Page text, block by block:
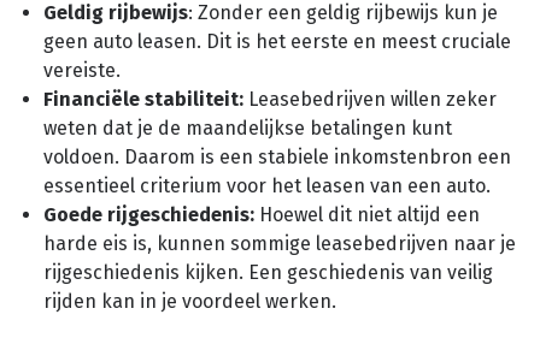
Geldig rijbewijs: Zonder een geldig rijbewijs kun je
geen auto leasen. Dit is het eerste en meest cruciale
vereiste.
Financiële stabiliteit: Leasebedrijven willen zeker
weten dat je de maandelijkse betalingen kunt
voldoen. Daarom is een stabiele inkomstenbron een
essentieel criterium voor het leasen van een auto.
Goede rijgeschiedenis: Hoewel dit niet altijd een
harde eis is, kunnen sommige leasebedrijven naar je
rijgeschiedenis kijken. Een geschiedenis van veilig
rijden kan in je voordeel werken.